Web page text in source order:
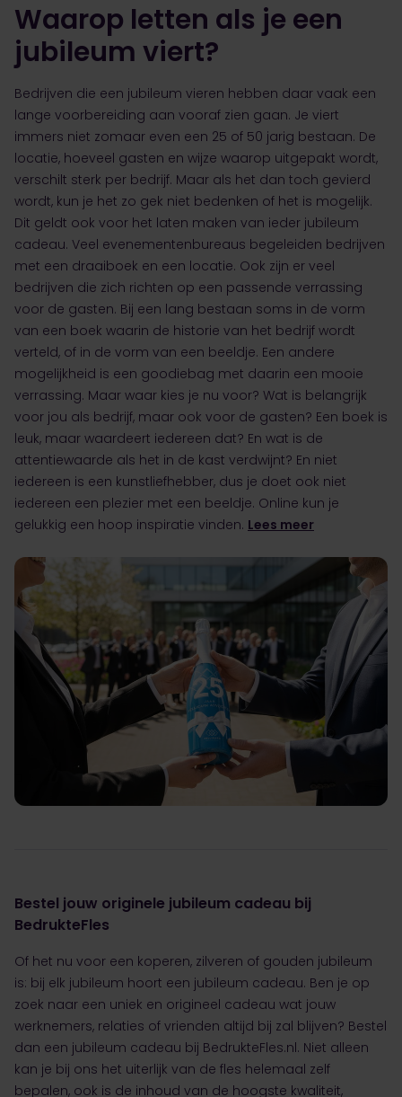
Waarop letten als je een
jubileum viert?
Bedrijven die een jubileum vieren hebben daar vaak een
lange voorbereiding aan vooraf zien gaan. Je viert
immers niet zomaar even een 25 of 50 jarig bestaan. De
locatie, hoeveel gasten en wijze waarop uitgepakt wordt,
verschilt sterk per bedrijf. Maar als het dan toch gevierd
wordt, kun je het zo gek niet bedenken of het is mogelijk.
Dit geldt ook voor het laten maken van ieder jubileum
cadeau. Veel evenementenbureaus begeleiden bedrijven
met een draaiboek en een locatie. Ook zijn er veel
bedrijven die zich richten op een passende verrassing
voor de gasten. Bij een lang bestaan soms in de vorm
van een boek waarin de historie van het bedrijf wordt
verteld, of in de vorm van een beeldje. Een andere
mogelijkheid is een goodiebag met daarin een mooie
verrassing. Maar waar kies je nu voor? Wat is belangrijk
voor jou als bedrijf, maar ook voor de gasten? Een boek is
leuk, maar waardeert iedereen dat? En wat is de
attentiewaarde als het in de kast verdwijnt? En niet
iedereen is een kunstliefhebber, dus je doet ook niet
iedereen een plezier met een beeldje. Online kun je
gelukkig een hoop inspiratie vinden. Lees meer
Bestel jouw originele jubileum cadeau bij
BedrukteFles
Of het nu voor een koperen, zilveren of gouden jubileum
is: bij elk jubileum hoort een jubileum cadeau. Ben je op
zoek naar een uniek en origineel cadeau wat jouw
werknemers, relaties of vrienden altijd bij zal blijven? Bestel
dan een jubileum cadeau bij BedrukteFles.nl. Niet alleen
kan je bij ons het uiterlijk van de fles helemaal zelf
bepalen, ook is de inhoud van de hoogste kwaliteit,